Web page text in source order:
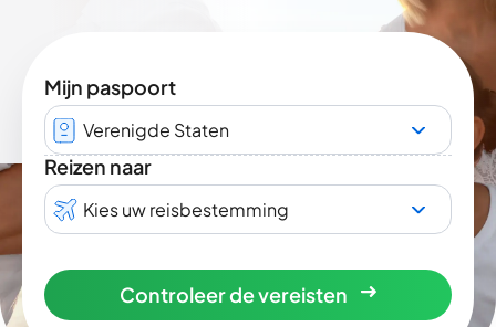
Mijn paspoort
Verenigde Staten
Reizen naar
Kies uw reisbestemming
Controleer de vereisten